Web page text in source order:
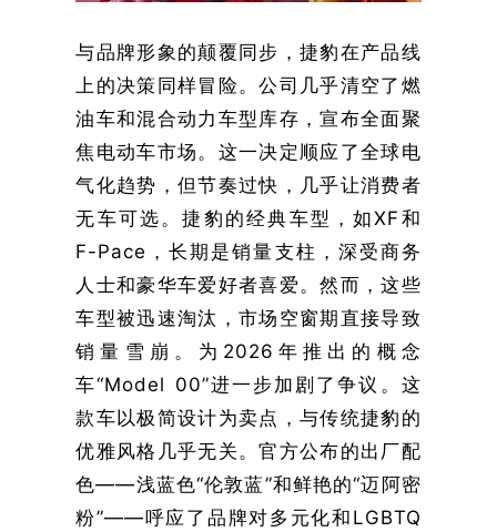
与品牌形象的颠覆同步，捷豹在产品线
上的决策同样冒险。公司几乎清空了燃
油车和混合动力车型库存，宣布全面聚
焦电动车市场。这一决定顺应了全球电
气化趋势，但节奏过快，几乎让消费者
无车可选。捷豹的经典车型，如XF和
F-Pace，长期是销量支柱，深受商务
人士和豪华车爱好者喜爱。然而，这些
车型被迅速淘汰，市场空窗期直接导致
销量雪崩。为2026年推出的概念
车“Model 00”进一步加剧了争议。这
款车以极简设计为卖点，与传统捷豹的
优雅风格几乎无关。官方公布的出厂配
色——浅蓝色“伦敦蓝”和鲜艳的“迈阿密
粉”——呼应了品牌对多元化和LGBTQ